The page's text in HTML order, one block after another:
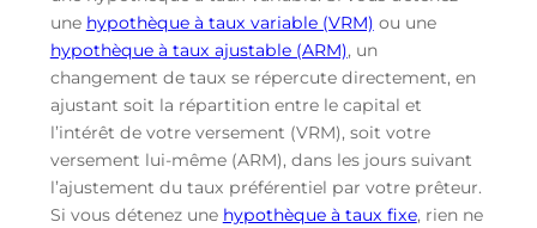
une hypothèque à taux variable (VRM) ou une
hypothèque à taux ajustable (ARM), un
changement de taux se répercute directement, en
ajustant soit la répartition entre le capital et
l’intérêt de votre versement (VRM), soit votre
versement lui-même (ARM), dans les jours suivant
l’ajustement du taux préférentiel par votre prêteur.
Si vous détenez une hypothèque à taux fixe, rien ne